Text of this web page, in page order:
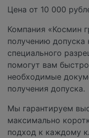
Цена от 10 000
Компания «Космин
получению
специального
помогут вам
необходимые
получения допуска.
Мы гарантируем
максимально
подход к каждому